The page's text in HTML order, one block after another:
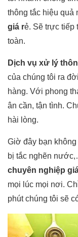
thông tắc hiệu quả
giá rẻ. Sẽ trực tiếp
toàn.
Dịch vụ xử lý
của chúng tôi ra
hàng. Với phong
ân cần, tận tình.
hài lòng.
Giờ đây bạn
bị tắc nghẽn
chuyên nghiệp
mọi lúc mọi nơi.
phút chúng tôi sẽ